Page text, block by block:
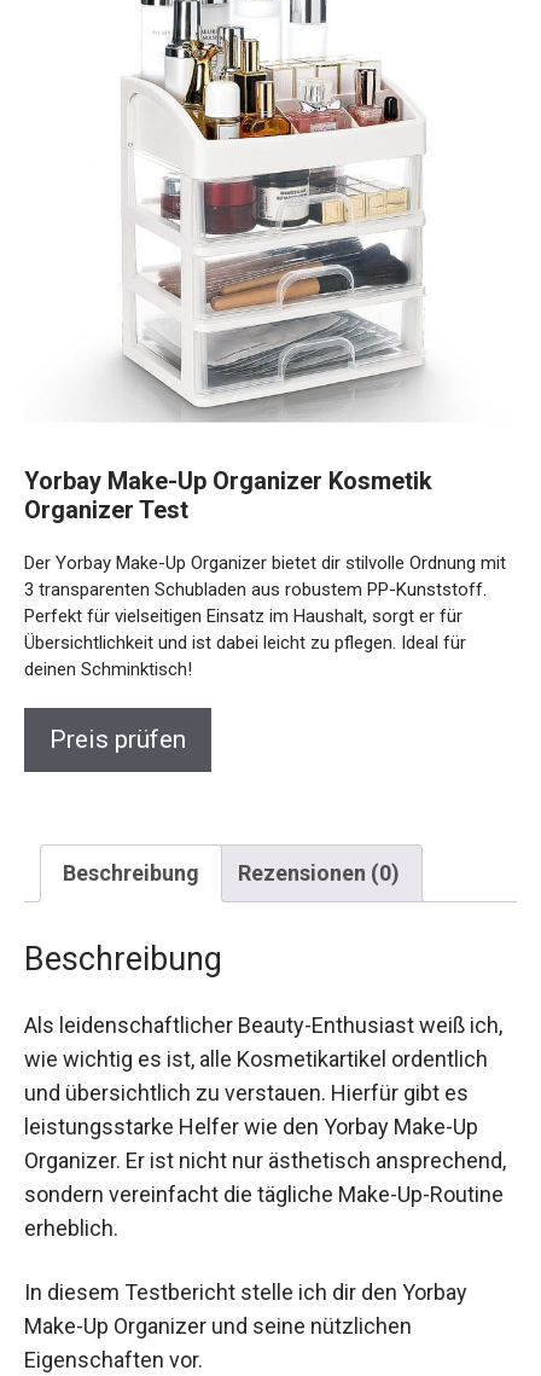
Yorbay Make-Up Organizer Kosmetik
Organizer Test
Der Yorbay Make-Up Organizer bietet dir stilvolle Ordnung mit
3 transparenten Schubladen aus robustem PP-Kunststoff.
Perfekt für vielseitigen Einsatz im Haushalt, sorgt er für
Übersichtlichkeit und ist dabei leicht zu pflegen. Ideal für
deinen Schminktisch!
Preis prüfen
Beschreibung Rezensionen (0)
Beschreibung
Als leidenschaftlicher Beauty-Enthusiast weiß ich,
wie wichtig es ist, alle Kosmetikartikel ordentlich
und übersichtlich zu verstauen. Hierfür gibt es
leistungsstarke Helfer wie den Yorbay Make-Up
Organizer. Er ist nicht nur ästhetisch ansprechend,
sondern vereinfacht die tägliche Make-Up-Routine
erheblich.
In diesem Testbericht stelle ich dir den Yorbay
Make-Up Organizer und seine nützlichen
Eigenschaften vor.